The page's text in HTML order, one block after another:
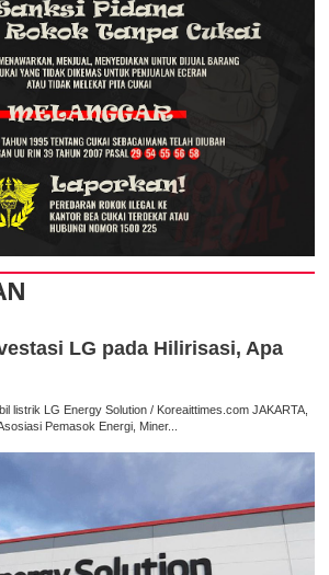
LG pada Hilirisasi, Apa
listrik LG Energy Solution / Koreaittimes.com JAKARTA,
Pemasok Energi, Miner...